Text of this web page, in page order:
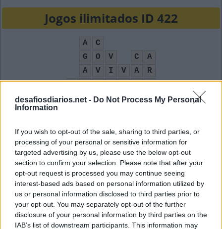
desafiosdiarios.net - Do Not Process My Personal
Information
If you wish to opt-out of the sale, sharing to third parties, or
processing of your personal or sensitive information for
targeted advertising by us, please use the below opt-out
section to confirm your selection. Please note that after your
opt-out request is processed you may continue seeing
interest-based ads based on personal information utilized by
us or personal information disclosed to third parties prior to
your opt-out. You may separately opt-out of the further
disclosure of your personal information by third parties on the
IAB’s list of downstream participants. This information may
Jogos ilimitados ID 422
A
C
G
O V C
A
A
V I V A
R
T
R I D E N
T
S
O L E N
E
Aqui, neste lugar:
A
C Á
C
Á
Sigla do Tribunal Superior do Trabalho: